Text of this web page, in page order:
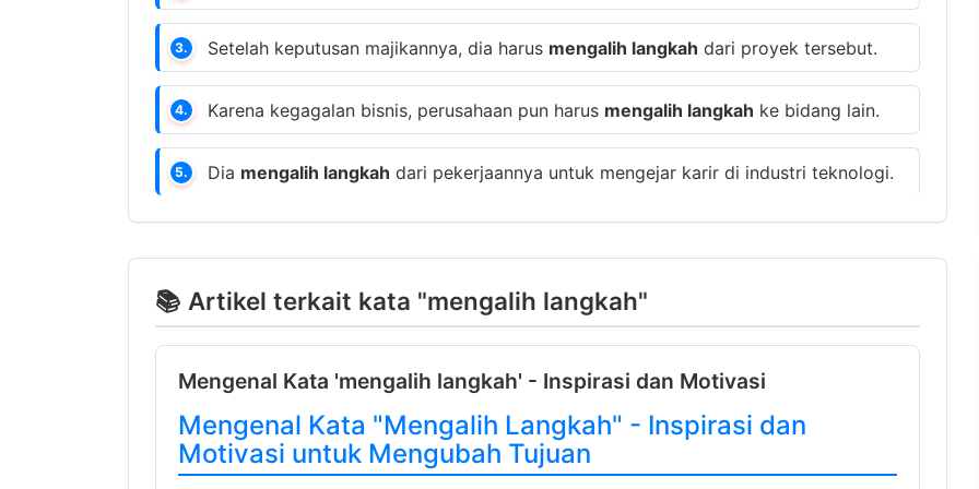
3. Setelah keputusan majikannya, dia harus mengalih langkah dari proyek tersebut.
4. Karena kegagalan bisnis, perusahaan pun harus mengalih langkah ke bidang lain.
5. Dia mengalih langkah dari pekerjaannya untuk mengejar karir di industri teknologi.
📚 Artikel terkait kata "mengalih langkah"
Mengenal Kata 'mengalih langkah' - Inspirasi dan Motivasi
Mengenal Kata "Mengalih Langkah" - Inspirasi dan
Motivasi untuk Mengubah Tujuan